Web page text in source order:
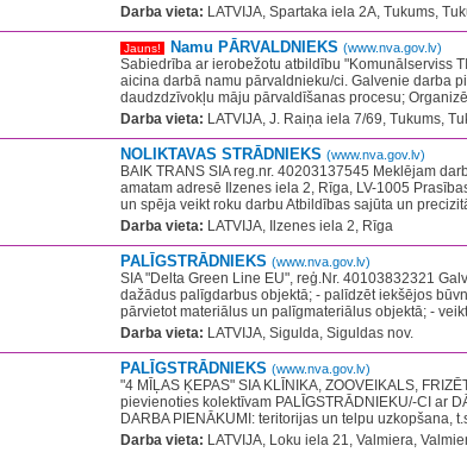
Darba vieta: LATVIJA, Spartaka iela 2A, Tukums,
Jauns! Namu PĀRVALDNIEKS (www.nva.gov.lv)
Sabiedrība ar ierobežotu atbildību "Komunālserviss
aicina darbā namu pārvaldnieku/ci. Galvenie darba
daudzdzīvokļu māju pārvaldīšanas procesu;
Darba vieta: LATVIJA, J. Raiņa iela 7/69, Tukums,
NOLIKTAVAS STRĀDNIEKS (www.nva.gov.lv)
BAIK TRANS SIA reg.nr. 40203137545 Meklējam
amatam adresē Ilzenes iela 2, Rīga, LV-1005
un spēja veikt roku darbu Atbildības sajūta un
Darba vieta: LATVIJA, Ilzenes iela 2, Rīga
PALĪGSTRĀDNIEKS (www.nva.gov.lv)
SIA "Delta Green Line EU", reģ.Nr. 40103832321
dažādus palīgdarbus objektā; - palīdzēt iekšējos
pārvietot materiālus un palīgmateriālus objektā; -
Darba vieta: LATVIJA, Sigulda, Siguldas nov.
PALĪGSTRĀDNIEKS (www.nva.gov.lv)
"4 MĪĻAS ĶEPAS" SIA KLĪNIKA, ZOOVEIKALS,
pievienoties kolektīvam PALĪGSTRĀDNIEKU/-CI ar
DARBA PIENĀKUMI: teritorijas un telpu uzkopšana,
Darba vieta: LATVIJA, Loku iela 21, Valmiera,